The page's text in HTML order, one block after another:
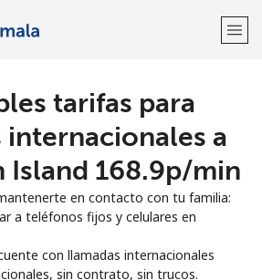
Regístrate con
tarifas para
internacionales a
Island ⁦168.9p⁩/min
en contacto con tu familia:
a teléfonos fijos y celulares en
con llamadas internacionales
sin contrato, sin trucos.